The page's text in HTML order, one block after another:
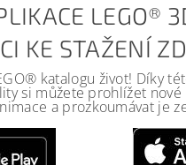
LEGO®
KE STAŽENÍ
katalogu život! Díky
si můžete prohlížet nové
a prozkoumávat je